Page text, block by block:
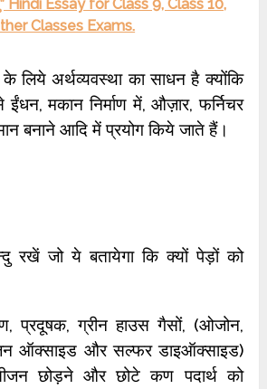
Hindi Essay for Class 9, Class 10,
Classes Exams.
लिये अर्थव्यवस्था का साधन है क्योंकि
मकान निर्माण में, औज़ार, फर्निचर
बनाने आदि में प्रयोग किये जाते हैं।
रखें जो ये बतायेगा कि क्यों पेड़ों को
प्रदूषक, ग्रीन हाउस गैसों, (ओजोन,
ऑक्साइड और सल्फर डाइऑक्साइड)
छोड़ने और छोटे कण पदार्थ को